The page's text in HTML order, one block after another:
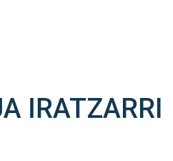
IRATZARRI